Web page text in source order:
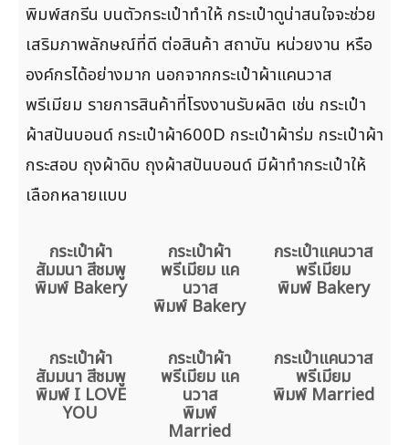
พิมพ์สกรีน บนตัวกระเป๋าทำให้ กระเป๋าดูน่าสนใจจะช่วย
เสริมภาพลักษณ์ที่ดี ต่อสินค้า สถาบัน หน่วยงาน หรือ
องค์กรได้อย่างมาก นอกจากกระเป๋าผ้าแคนวาส
พรีเมียม รายการสินค้าที่โรงงานรับผลิต เช่น กระเป๋า
ผ้าสปันบอนด์ กระเป๋าผ้า600D กระเป๋าผ้าร่ม กระเป๋าผ้า
กระสอบ ถุงผ้าดิบ ถุงผ้าสปันบอนด์ มีผ้าทำกระเป๋าให้
เลือกหลายแบบ
กระเป๋าผ้า
สัมมนา สีชมพู
พิมพ์ Bakery
กระเป๋าผ้า
พรีเมียม แค
นวาส
พิมพ์ Bakery
กระเป๋าแคนวาส
พรีเมียม
พิมพ์ Bakery
กระเป๋าผ้า
สัมมนา สีชมพู
พิมพ์ I LOVE
YOU
กระเป๋าผ้า
พรีเมียม แค
นวาส
พิมพ์
Married
กระเป๋าแคนวาส
พรีเมียม
พิมพ์ Married